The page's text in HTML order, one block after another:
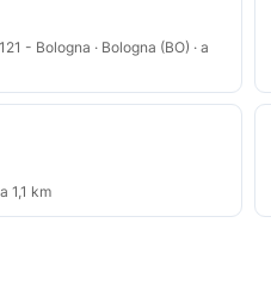
- Bologna · Bologna (BO) · a
1,1 km